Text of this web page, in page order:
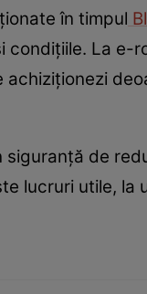
în timpul
La e-
de
lucruri utile, la